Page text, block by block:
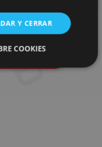
and the most important
Y CERRAR
COOKIES